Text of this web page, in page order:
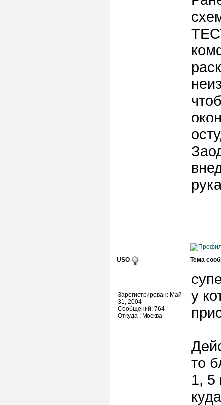
USO Тема
Зарегистрирован: Май
31, 2004
Сообщений: 764
Откуда : Москва
у
то
1, 5